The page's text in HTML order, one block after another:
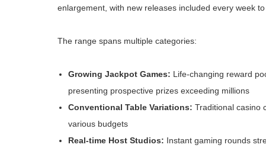
enlargement, with new releases included every week
The range spans multiple categories:
Growing Jackpot Games: Life-changing reward
presenting prospective prizes exceeding millions
Conventional Table Variations: Traditional casino
various budgets
Real-time Host Studios: Instant gaming rounds